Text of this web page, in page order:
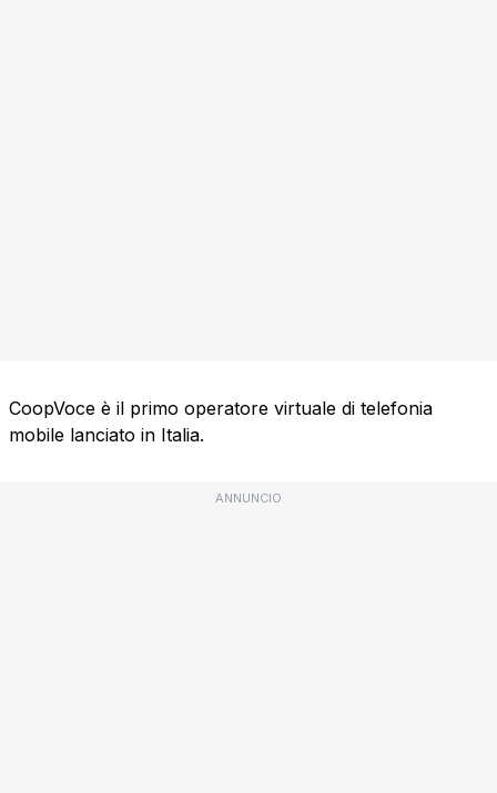
CoopVoce è il primo operatore virtuale di telefonia
mobile lanciato in Italia.
ANNUNCIO